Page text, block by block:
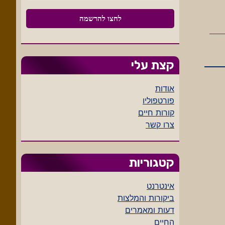
קצת עלי
אודות
פורטפוליו
קורות חיים
צרו קשר
קטגוריות
אינטרנט
ביקורות והמלצות
דעות ומאמרים
החיים